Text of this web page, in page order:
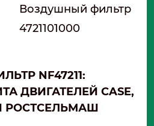
Воздушный фильтр
4721101000
NF47211:
ДВИГАТЕЛЕЙ CASE,
РОСТСЕЛЬМАШ